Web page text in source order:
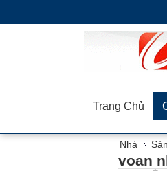
Trang Chủ
Nhà
voan